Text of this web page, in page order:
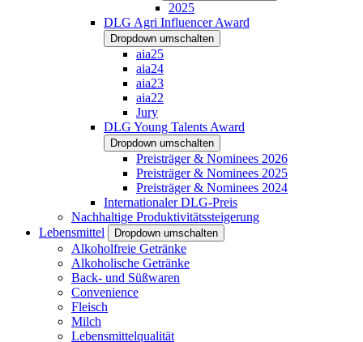
2025
DLG Agri Influencer Award
Dropdown umschalten
aia25
aia24
aia23
aia22
Jury
DLG Young Talents Award
Dropdown umschalten
Preisträger & Nominees 2026
Preisträger & Nominees 2025
Preisträger & Nominees 2024
Internationaler DLG-Preis
Nachhaltige Produktivitätssteigerung
Lebensmittel
Dropdown umschalten
Alkoholfreie Getränke
Alkoholische Getränke
Back- und Süßwaren
Convenience
Fleisch
Milch
Lebensmittelqualität